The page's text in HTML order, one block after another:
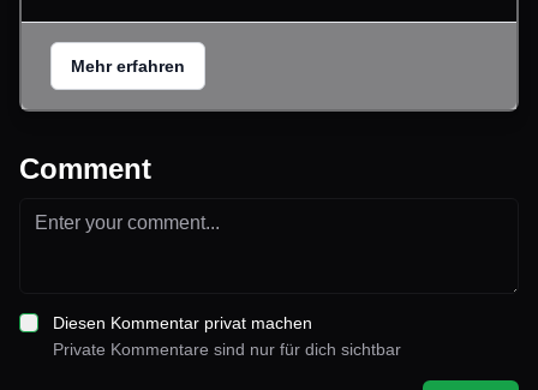
Mehr erfahren
Comment
Diesen Kommentar privat machen
Private Kommentare sind nur für dich sichtbar